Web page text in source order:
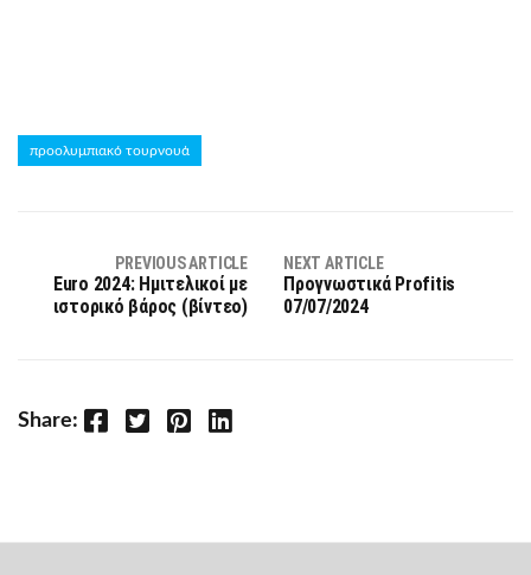
προολυμπιακό τουρνουά
PREVIOUS ARTICLE
Euro 2024: Ημιτελικοί με
ιστορικό βάρος (βίντεο)
NEXT ARTICLE
Προγνωστικά Profitis
07/07/2024
Share: Facebook Twitter Pinterest LinkedIn